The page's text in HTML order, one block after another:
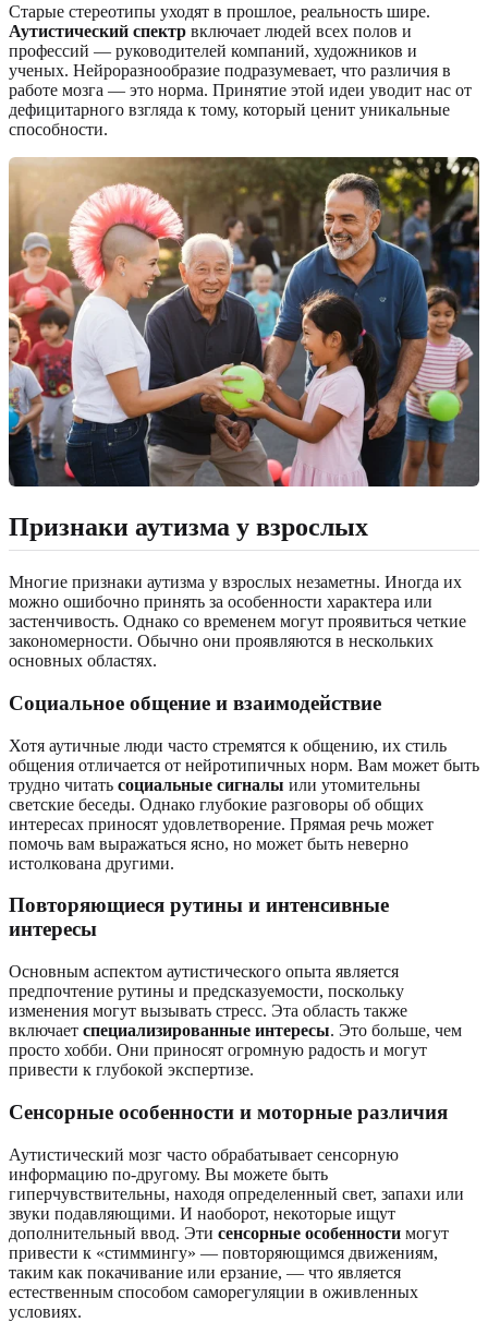
Старые стереотипы уходят в прошлое, реальность шире.
Аутистический спектр включает людей всех полов и
профессий — руководителей компаний, художников и
ученых. Нейроразнообразие подразумевает, что различия в
работе мозга — это норма. Принятие этой идеи уводит нас от
дефицитарного взгляда к тому, который ценит уникальные
способности.
Признаки аутизма у взрослых
Многие признаки аутизма у взрослых незаметны. Иногда их
можно ошибочно принять за особенности характера или
застенчивость. Однако со временем могут проявиться четкие
закономерности. Обычно они проявляются в нескольких
основных областях.
Социальное общение и взаимодействие
Хотя аутичные люди часто стремятся к общению, их стиль
общения отличается от нейротипичных норм. Вам может быть
трудно читать социальные сигналы или утомительны
светские беседы. Однако глубокие разговоры об общих
интересах приносят удовлетворение. Прямая речь может
помочь вам выражаться ясно, но может быть неверно
истолкована другими.
Повторяющиеся рутины и интенсивные
интересы
Основным аспектом аутистического опыта является
предпочтение рутины и предсказуемости, поскольку
изменения могут вызывать стресс. Эта область также
включает специализированные интересы. Это больше, чем
просто хобби. Они приносят огромную радость и могут
привести к глубокой экспертизе.
Сенсорные особенности и моторные различия
Аутистический мозг часто обрабатывает сенсорную
информацию по-другому. Вы можете быть
гиперчувствительны, находя определенный свет, запахи или
звуки подавляющими. И наоборот, некоторые ищут
дополнительный ввод. Эти сенсорные особенности могут
привести к «стиммингу» — повторяющимся движениям,
таким как покачивание или ерзание, — что является
естественным способом саморегуляции в оживленных
условиях.